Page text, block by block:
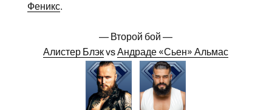
Феникс.
— Второй бой —
Алистер БлэкvsАндраде «Сьен» Альмас